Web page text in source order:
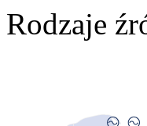
Rodzaje